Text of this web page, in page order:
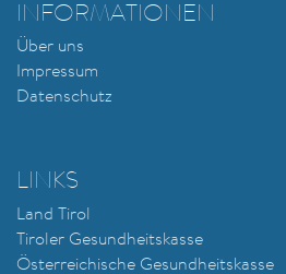
INFORMATIONEN
Über uns
Impressum
Datenschutz
LINKS
Land Tirol
Tiroler Gesundheitskasse
Österreichische Gesundheitskasse